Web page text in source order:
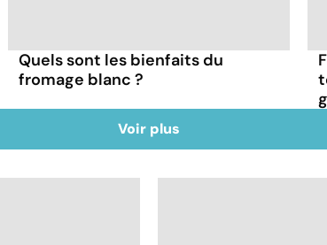
Quels sont les bienfaits du
fromage blanc ?
Voir plus